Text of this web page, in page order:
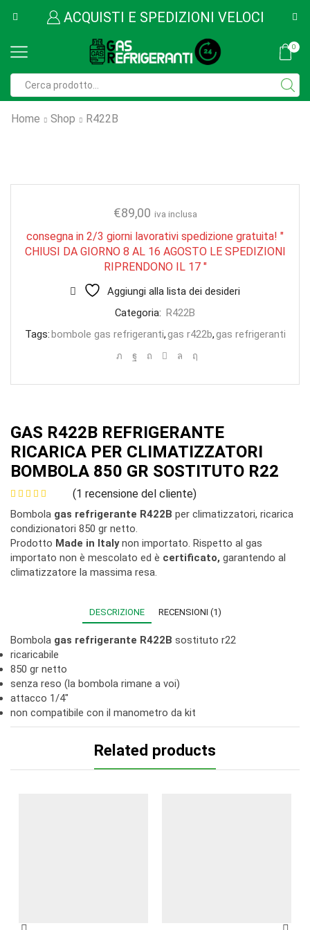
ACQUISTI E SPEDIZIONI VELOCI
0
Home Shop R422B
€89,00 iva inclusa
consegna in 2/3 giorni lavorativi spedizione gratuita! "
CHIUSI DA GIORNO 8 AL 16 AGOSTO LE SPEDIZIONI
RIPRENDONO IL 17 "
Aggiungi alla lista dei desideri
Categoria: R422B
Tags:bombole gas refrigeranti,gas r422b,gas refrigeranti
GAS R422B REFRIGERANTE
RICARICA PER CLIMATIZZATORI
BOMBOLA 850 GR SOSTITUTO R22
(1 recensione del cliente)
Bombola gas refrigerante R422B per climatizzatori, ricarica
condizionatori 850 gr netto.
Prodotto Made in Italynon importato. Rispetto al gas
importato non è mescolato ed è certificato, garantendo al
climatizzatore la massima resa.
DESCRIZIONE RECENSIONI (1)
Bombola gas refrigerante R422B sostituto r22
ricaricabile
850 gr netto
senza reso (la bombola rimane a voi)
attacco 1/4″
non compatibile con il manometro da kit
Related products